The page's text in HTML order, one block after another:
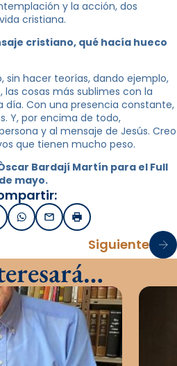
y la acción, dos
cristiana.
cristiano, qué hacía hueco
sin hacer teorías, dando ejemplo,
cosas más sublimes con la
día. Con una presencia constante,
Y, por encima de todo,
y al mensaje de Jesús. Creo
que tienen mucho peso.
Bardají Martín para el Full
mayo.
/ Twitter
WhatsApp
EmailImprimir
Siguiente